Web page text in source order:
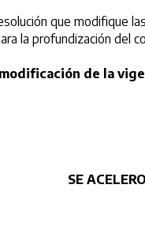
que modifique
la profundización del
de la
SE